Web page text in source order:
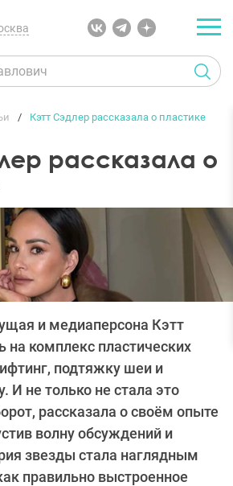
Кэтт Сэдлер рассказала о пластике
рассказала о
и медиаперсона Кэтт
на комплекс пластических
подтяжку шеи и
И не только не стала это
рассказала о своём опыте
волну обсуждений и
звезды стала наглядным
правильно выстроенное